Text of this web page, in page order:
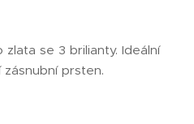
se 3 brilianty. Ideální
prsten.